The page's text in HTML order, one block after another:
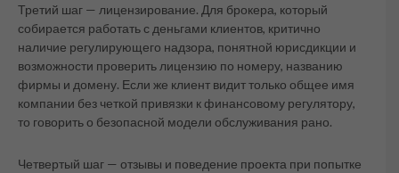
Третий шаг — лицензирование. Для брокера, который
собирается работать с деньгами клиентов, критично
наличие регулирующего надзора, понятной юрисдикции и
возможности проверить лицензию по номеру, названию
фирмы и домену. Если же клиент видит только общее имя
компании без четкой привязки к финансовому регулятору,
то говорить о безопасной модели обслуживания рано.
Четвертый шаг — отзывы и поведение проекта при попытке